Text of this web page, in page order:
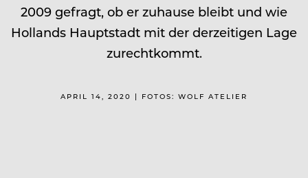
2009 gefragt, ob er zuhause bleibt und wie
Hollands Hauptstadt mit der derzeitigen Lage
zurechtkommt.
APRIL 14, 2020 | FOTOS: WOLF ATELIER